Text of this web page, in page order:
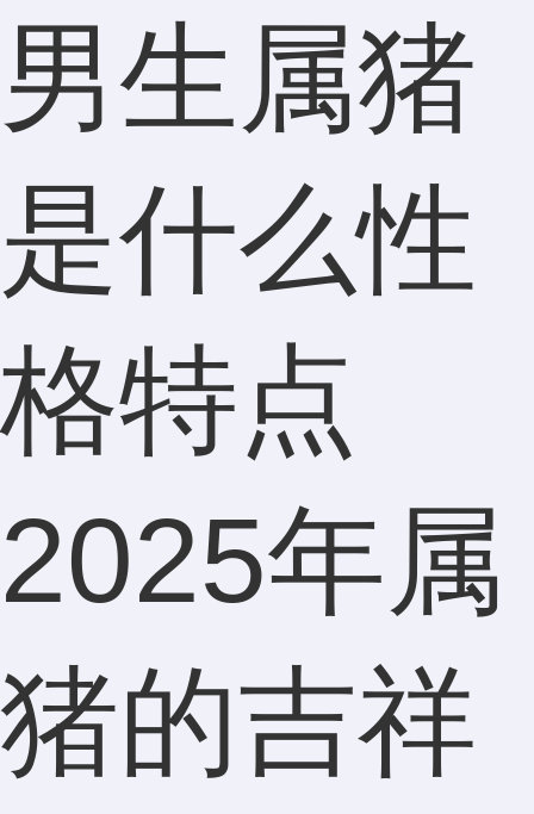
男生属猪
是什么性
格特点
2025年属
猪的吉祥